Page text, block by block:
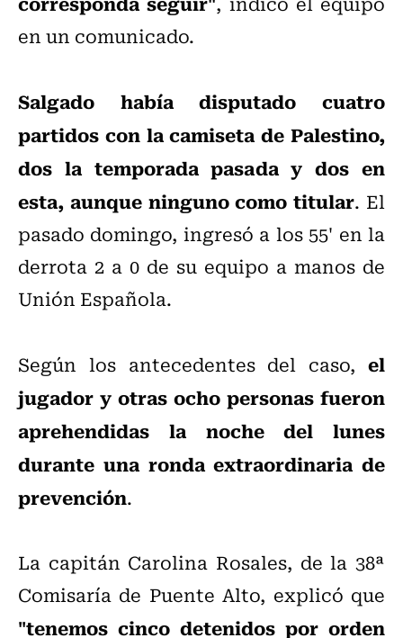
en un comunicado.
Salgado había disputado cuatro
partidos con la camiseta de Palestino,
dos la temporada pasada y dos en
esta, aunque ninguno como titular. El
pasado domingo, ingresó a los 55' en la
derrota 2 a 0 de su equipo a manos de
Unión Española.
Según los antecedentes del caso, el
jugador y otras ocho personas fueron
aprehendidas la noche del lunes
durante una ronda extraordinaria de
prevención.
La capitán Carolina Rosales, de la 38ª
Comisaría de Puente Alto, explicó que
"tenemos cinco detenidos por orden